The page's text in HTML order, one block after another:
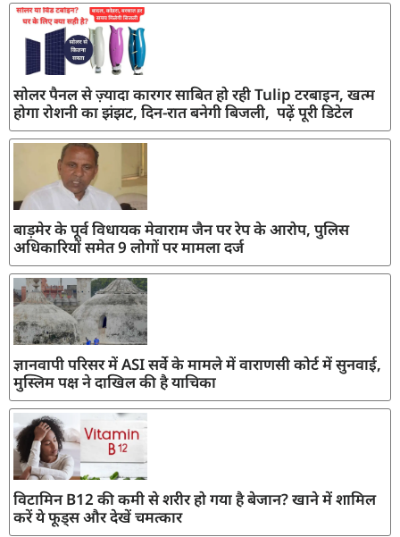
सोलर पैनल से ज़्यादा कारगर साबित हो रही Tulip टरबाइन, खत्म
होगा रोशनी का झंझट, दिन-रात बनेगी बिजली, पढ़ें पूरी डिटेल
बाड़मेर के पूर्व विधायक मेवाराम जैन पर रेप के आरोप, पुलिस
अधिकारियों समेत 9 लोगों पर मामला दर्ज
ज्ञानवापी परिसर में ASI सर्वे के मामले में वाराणसी कोर्ट में सुनवाई,
मुस्लिम पक्ष ने दाखिल की है याचिका
विटामिन B12 की कमी से शरीर हो गया है बेजान? खाने में शामिल
करें ये फूड्स और देखें चमत्कार